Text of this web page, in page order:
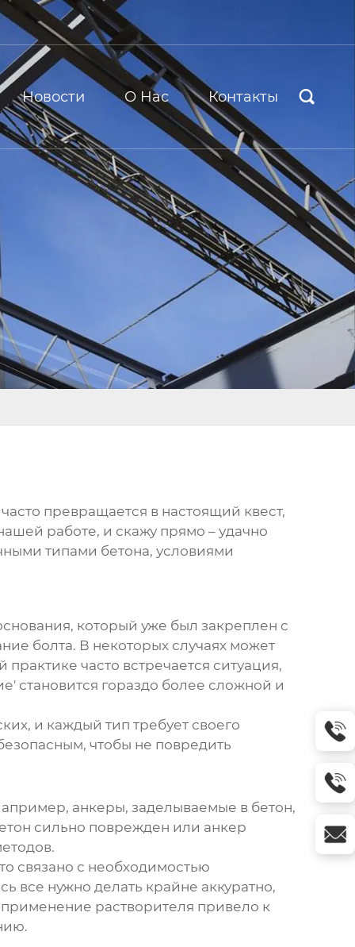
Новости О Hас Контакты 
превращается в настоящий квест,
работе, и скажу прямо – удачно
типами бетона, условиями
который уже был закреплен с
болта. В некоторых случаях может
часто встречается ситуация,
становится гораздо более сложной и
и каждый тип требует своего
чтобы не повредить
анкеры, заделываемые в бетон,
сильно поврежден или анкер
связано с необходимостью
все нужно делать крайне аккуратно,
растворителя привело к